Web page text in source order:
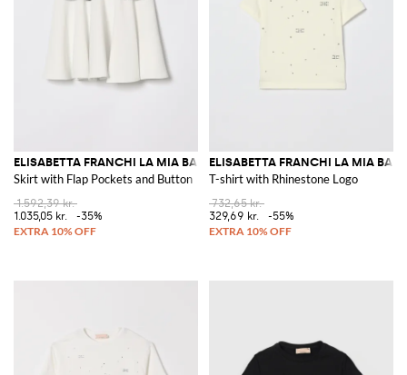
ELISABETTA FRANCHI LA MIA BAMBINA
Skirt with Flap Pockets and Button
1.592,39 kr.
1.035,05 kr.
-35%
ELISABETTA FRANCHI LA MIA
T-shirt with Rhinestone Logo
732,65 kr.
329,69 kr.
-55%